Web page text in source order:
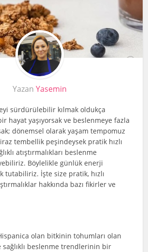
Yazan Yasemin
sürdürülebilir kılmak oldukça
hayat yaşıyorsak ve beslenmeye fazla
dönemsel olarak yaşam tempomuz
tembellik peşindeysek pratik hızlı
atıştırmalıkları beslenme
Böylelikle günlük enerji
tutabiliriz. İşte size pratik, hızlı
hakkında bazı fikirler ve
olan bitkinin tohumları olan
beslenme trendlerinin bir